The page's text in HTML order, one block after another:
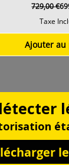
729,00 €
Taxe
Ajouter au